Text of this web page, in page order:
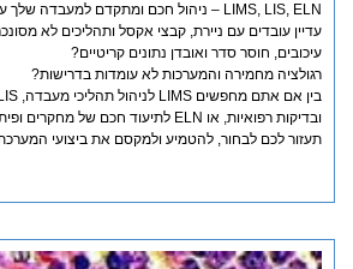
LIMS, LIS, ELN – ניהול חכם ומתקדם למעבדה שלך עם Citrine Solutions
עדיין עובדים עם ניירת, קבצי אקסל ותהליכים לא
עיכובים, חוסר סדר ואובדן נתונים קריטיים?
רגולציה מחמירה והמערכות לא עומדות בדרישות?
תעזור לכם לבחור, להטמיע ולמקסם את ביצועי